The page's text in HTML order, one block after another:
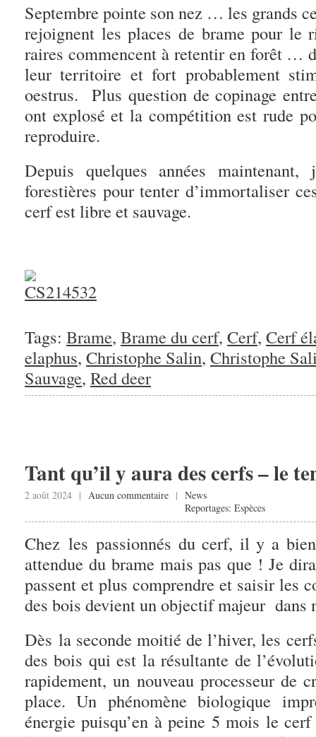
Septembre pointe son nez … les grands
rejoignent les places de brame pour le
raires commencent à retentir en forêt …
leur territoire et fort probablement
oestrus. Plus question de copinage
ont explosé et la compétition est rude
reproduire.
Depuis quelques années
forestières pour tenter d’immortaliser
cerf est libre et sauvage.
Tags: Brame, Brame du cerf, Cerf, Cerf
elaphus, Christophe Salin, Christophe
Sauvage, Red deer
Tant qu’il y aura des cerfs – le
2 août 2024 | Aucun commentaire | News
Reportages: Espèces
Chez les passionnés du cerf, il y a
attendue du brame mais pas que ! Je
passent et plus comprendre et saisir les
des bois devient un objectif majeur dans
Dès la seconde moitié de l’hiver, les
des bois qui est la résultante de
rapidement, un nouveau processeur de
place. Un phénomène biologique
énergie puisqu’en à peine 5 mois le